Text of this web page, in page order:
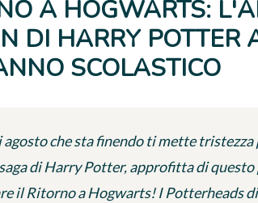
A HOGWARTS:
DI HARRY POTTER
SCOLASTICO
agosto che sta finendo ti mette tristezza
di Harry Potter, approfitta di
il Ritorno a Hogwarts! I Potterheads